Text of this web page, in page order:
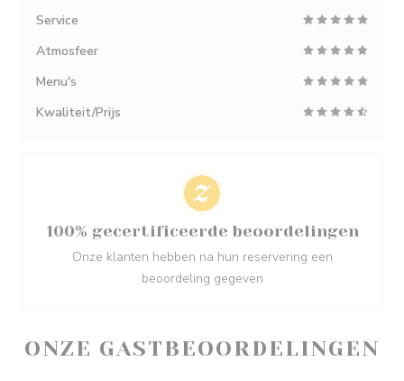
ONZE GASTBEOORDELINGEN
Service
Atmosfeer
Menu's
Kwaliteit/Prijs
100% gecertificeerde beoordelingen
Onze klanten hebben na hun reservering een
beoordeling gegeven